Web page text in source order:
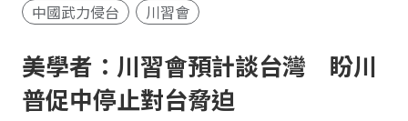
中國武力侵台
川習會
美學者：川習會預計談台灣 盼川
普促中停止對台脅迫